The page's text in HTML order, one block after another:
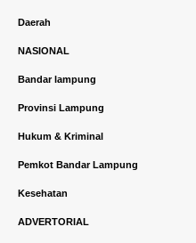
Daerah
NASIONAL
Bandar lampung
Provinsi Lampung
Hukum & Kriminal
Pemkot Bandar Lampung
Kesehatan
ADVERTORIAL